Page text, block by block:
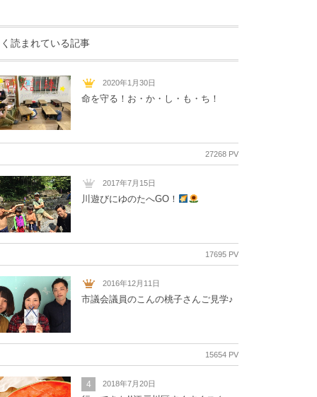
読まれている記事
2020年1月30日
命を守る！お・か・し・も・ち！
27268 PV
2017年7月15日
川遊びにゆのたへGO！
17695 PV
2016年12月11日
市議会議員のこんの桃子さんご見学♪
15654 PV
4 2018年7月20日